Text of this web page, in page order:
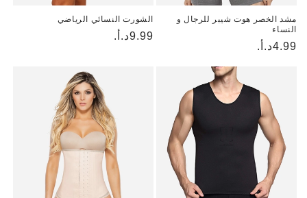
مشد الخصر هوت شيبر للرجال و
النساء
السعر
4.99د.أ.
الشورت النسائي الرياضي
السعر
9.99د.أ.